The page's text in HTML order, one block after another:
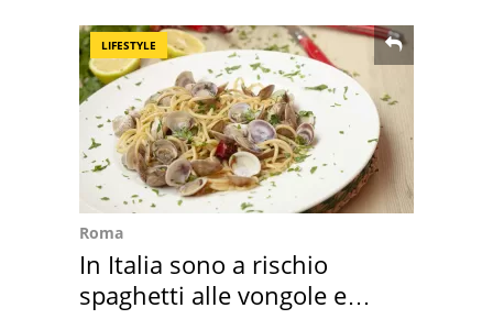
LIFESTYLE
Roma
In Italia sono a rischio
spaghetti alle vongole e